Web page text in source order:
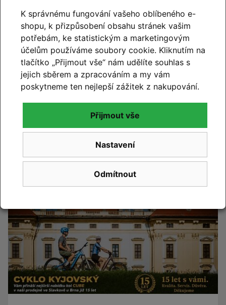
Změna otevírací doby – od
července máme o sobotách
zavřeno
K správnému fungování vašeho oblíbeného e-
shopu, k přizpůsobení obsahu stránek vašim
potřebám, ke statistickým a marketingovým
účelům používáme soubory cookie. Kliknutím na
tlačítko „Přijmout vše“ nám udělíte souhlas s
jejich sběrem a zpracováním a my vám
poskytneme ten nejlepší zážitek z nakupování.
Odmítnout
Nastavení
Přijmout vše